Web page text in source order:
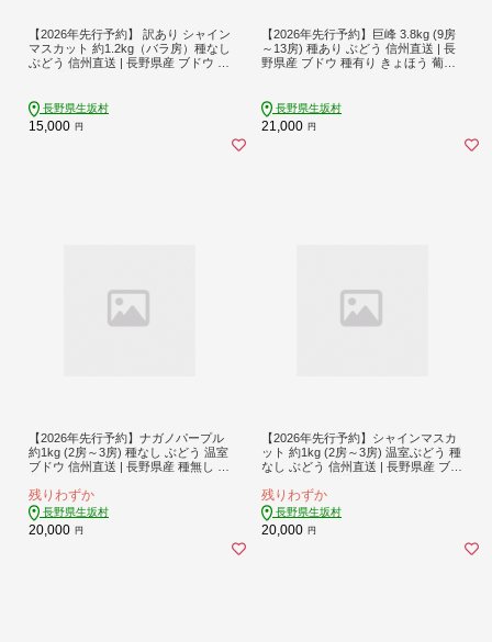
【2026年先行予約】 訳あり シャイン
マスカット 約1.2kg（バラ房）種なし
ぶどう 信州直送 | 長野県産 ブドウ 種
社野の香]
長野県生坂村
15,000 円
【2026年先行予約】巨峰 3.8kg (9房
～13房) 種あり ぶどう 信州直送 | 長
野県産 ブドウ 種有り きょほう 葡萄 |
長野県生坂村
21,000 円
【2026年先行予約】ナガノパープル
約1kg (2房～3房) 種なし ぶどう 温室
ブドウ 信州直送 | 長野県産 種無し 葡
県 生坂村 [村松農園]
残りわずか
長野県生坂村
20,000 円
【2026年先行予約】シャインマスカ
ット 約1kg (2房～3房) 温室ぶどう 種
なし ぶどう 信州直送 | 長野県産 ブド
残りわずか
長野県生坂村
20,000 円